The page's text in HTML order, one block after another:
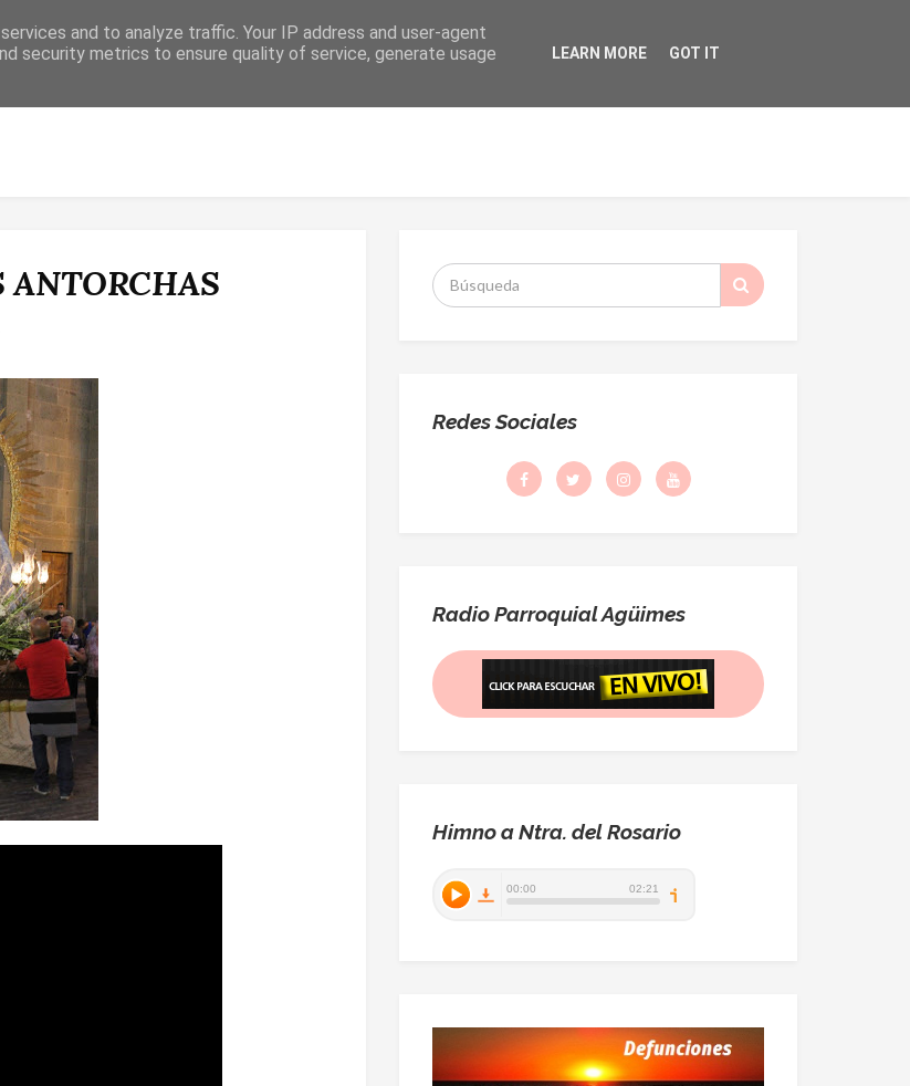
ANTORCHAS
S
:
Redes Sociales
Radio Parroquial Agüimes
Himno a Ntra. del Rosario
and to analyze traffic. Your IP address and user-agent
security metrics to ensure quality of service, generate usage
LEARN MORE GOT IT